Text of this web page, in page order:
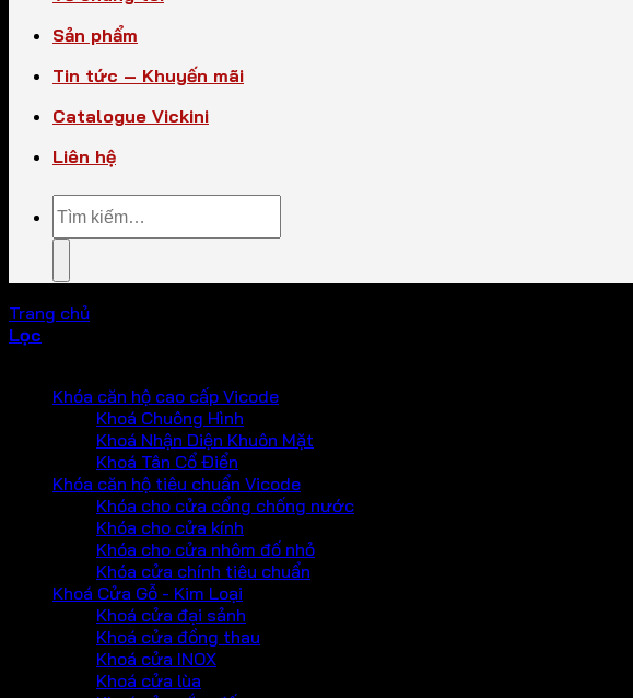
Sản phẩm
Tin tức – Khuyến mãi
Catalogue Vickini
Liên hệ
Tìm
kiếm:
Trang chủ
Lọc
Khóa căn hộ cao cấp Vicode
Khoá Chuông Hình
Khoá Nhận Diện Khuôn Mặt
Khoá Tân Cổ Điển
Khóa căn hộ tiêu chuẩn Vicode
Khóa cho cửa cổng chống nước
Khóa cho cửa kính
Khóa cho cửa nhôm đố nhỏ
Khóa cửa chính tiêu chuẩn
Khoá Cửa Gỗ - Kim Loại
Khoá cửa đại sảnh
Khoá cửa đồng thau
Khoá cửa INOX
Khoá cửa lùa